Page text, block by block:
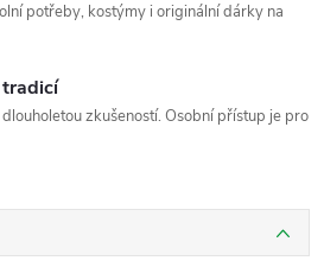
potřeby, kostýmy i originální dárky na
zkušeností. Osobní přístup je pro